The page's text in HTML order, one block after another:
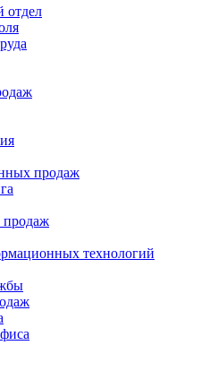
отдел
продаж
продаж
технологий